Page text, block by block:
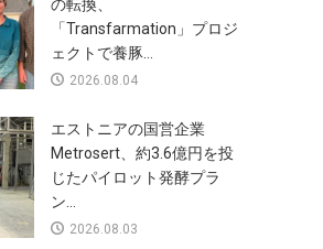
の転換、
「Transfarmation」プロジ
ェクトで養豚...
2026.08.04
エストニアの国営企業
Metrosert、約3.6億円を投
じたパイロット発酵プラ
ン...
2026.08.03